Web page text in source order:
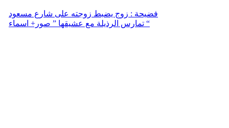
فضيحة : زوج يضبط زوجته على شارع مسعود
تمارس الرذيلة مع عشيقها ” صور+ اسماء “